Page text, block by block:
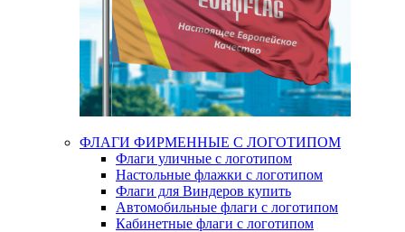
ФЛАГИ ФИРМЕННЫЕ С ЛОГОТИПОМ
Флаги уличные с логотипом
Настольные флажки с логотипом
Флаги для Виндеров купить
Автомобильные флаги с логотипом
Кабинетные флаги с логотипом